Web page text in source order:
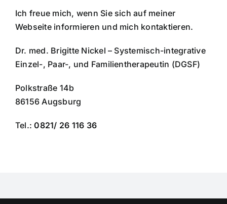
Ich freue mich, wenn Sie sich auf meiner
Webseite informieren und mich kontaktieren.
Dr. med. Brigitte Nickel – Systemisch-integrative
Einzel-, Paar-, und Familientherapeutin (DGSF)
Polkstraße 14b
86156 Augsburg
Tel.:0821/ 26 116 36